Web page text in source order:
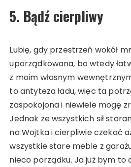
5. Bądź cierpliwy
Lubię, gdy przestrzeń wokół
uporządkowana, bo wtedy
z moim własnym
to antyteza ładu, więc ta
zaspokojona i niewiele mogę
Jednak ze wszystkich sił
na Wojtka i cierpliwie czekać
wszystkie stare meble z
nieco porządku. Ja już bym to